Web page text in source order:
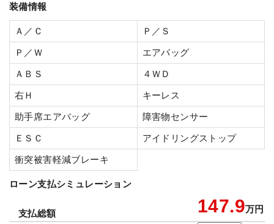
装備情報
Ａ／Ｃ Ｐ／Ｓ
Ｐ／Ｗ エアバッグ
ＡＢＳ ４ＷＤ
右Ｈ キーレス
助手席エアバッグ 障害物センサー
ＥＳＣ アイドリングストップ
衝突被害軽減ブレーキ
ローン支払シミュレーション
支払総額 147.9万円